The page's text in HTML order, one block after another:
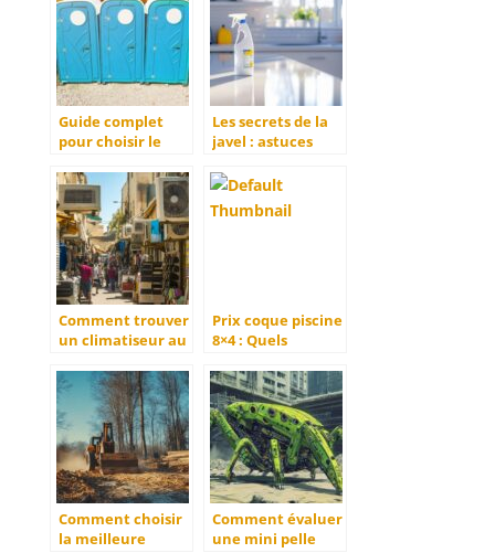
aux pénuries de
materiel
Guide complet
pour choisir le
sanitaire
modulaire
Les secrets de la
javel : astuces
pour une maison
étincelante
Comment trouver
un climatiseur au
Tunisie cet été
Prix coque piscine
8×4 : Quels
choisir pour
optimiser votre
budget ?
Comment choisir
la meilleure
Comment évaluer
une mini pelle